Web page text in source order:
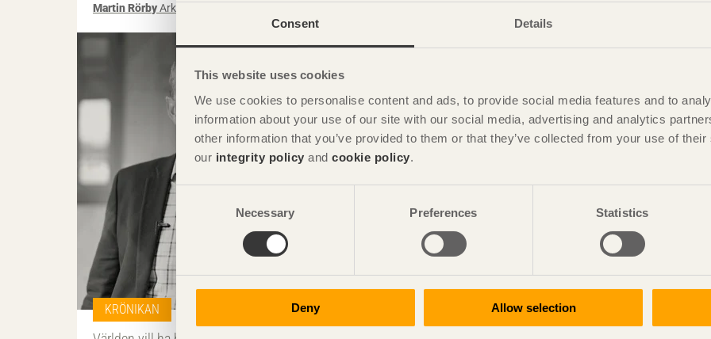
Consent Details
This website uses cookies
We use cookies to personalise content and ads, to provide social media features and to
information about your use of our site with our social media, advertising and analytics
other information that you’ve provided to them or that they’ve collected from your use of
our integrity policy and cookie policy.
Selection
Necessary Preferences Statistics
Deny Allow selection
Martin RörbyArkitekturhistoriker
KRÖNIKAN